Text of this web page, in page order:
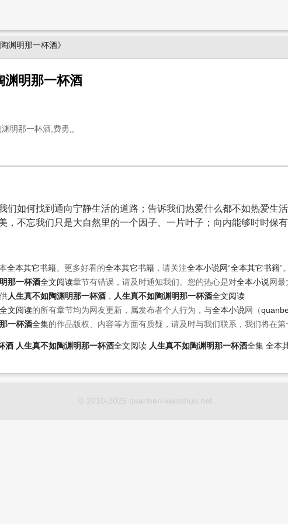
渊明那一杯酒》
渊明那一杯酒
明那一杯酒,费勇,,
们如何找到通向宁静生活的道路；告诉我们热爱什么都不如热爱生
，不忘我们只是大自然里的一个因子、一片叶子；向内能够时时保
全本其它书籍。更多好看的全本其它书籍 ，请关注全本小说网“全本其它书籍”。
那一杯酒全文阅读章节有错误，请及时通知我们。您的热心是对全本小说网最
人生真不如陶渊明那一杯酒 ， 人生真不如陶渊明那一杯酒全文阅读
全文阅读的所有章节均为网友更新，属发布者个人行为，与全本小说网（
一杯酒全集的作品版权、内容等方面有质疑，请及时与我们联系，我们将在第
酒 人生真不如陶渊明那一杯酒全文阅读 人生真不如陶渊明那一杯酒全集 全本
© 2010-2026 quanben-xiaoshuo.net